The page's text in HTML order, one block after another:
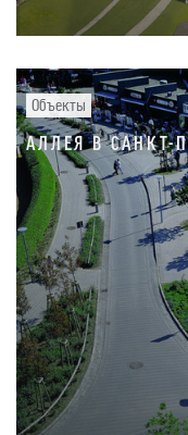
Объекты
АЛЛЕЯ В САНКТ-